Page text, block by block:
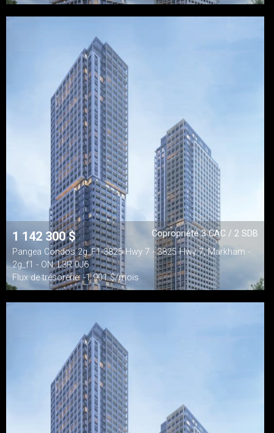
1 142 300$
Copropriété 3 CAC / 2 SDB
Pangea Condos 2g_F1-3825 Hwy 7 - 3825 Hwy 7, Markham -
2g_f1 - ON, L3R 0J6
Flux de trésorerie: -1 901 $/mois